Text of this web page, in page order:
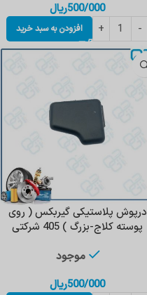
500/000ریال
افزودن به سبد خرید
‌درپوش‌ پلاستیکی گیربکس‌ ( روی
پوسته کلاج-بزرگ ) 405 شرکتی
موجود
500/000ریال